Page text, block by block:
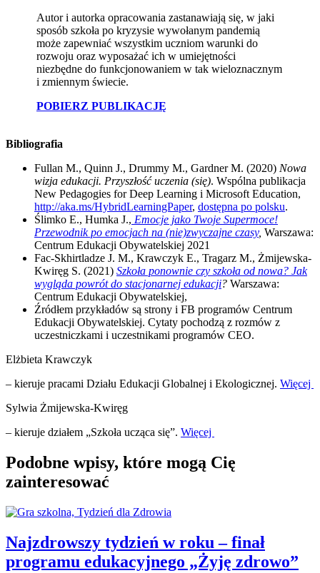
Autor i autorka opracowania zastanawiają się, w jaki
sposób szkoła po kryzysie wywołanym pandemią
może zapewniać wszystkim uczniom warunki do
rozwoju oraz wyposażać ich w umiejętności
niezbędne do funkcjonowaniem w tak wieloznacznym
i zmiennym świecie.
POBIERZ PUBLIKACJĘ
Bibliografia
Fullan M., Quinn J., Drummy M., Gardner M. (2020) Nowa
wizja edukacji. Przyszłość uczenia (się). Wspólna publikacja
New Pedagogies for Deep Learning i Microsoft Education,
http://aka.ms/HybridLearningPaper, dostępna po polsku.
Ślimko E., Humka J., Emocje jako Twoje Supermoce!
Przewodnik po emocjach na (nie)zwyczajne czasy, Warszawa:
Centrum Edukacji Obywatelskiej 2021
Fac-Skhirtladze J. M., Krawczyk E., Tragarz M., Żmijewska-
Kwiręg S. (2021) Szkoła ponownie czy szkoła od nowa? Jak
wygląda powrót do stacjonarnej edukacji? Warszawa:
Centrum Edukacji Obywatelskiej,
Źródłem przykładów są strony i FB programów Centrum
Edukacji Obywatelskiej. Cytaty pochodzą z rozmów z
uczestniczkami i uczestnikami programów CEO.
Elżbieta Krawczyk
– kieruje pracami Działu Edukacji Globalnej i Ekologicznej. Więcej
Sylwia Żmijewska-Kwiręg
– kieruje działem „Szkoła ucząca się”. Więcej
Podobne wpisy, które mogą Cię
zainteresować
Najzdrowszy tydzień w roku – finał
programu edukacyjnego „Żyję zdrowo”